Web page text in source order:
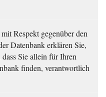
Respekt gegenüber den
Datenbank erklären Sie,
dass Sie allein für Ihren
finden, verantwortlich